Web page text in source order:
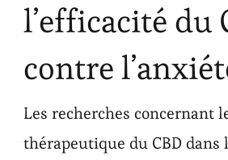
l’efficacité du
contre
Les recherches concernant
thérapeutique du CBD